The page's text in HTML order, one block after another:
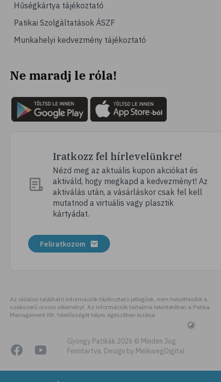
# kardiovaszkuláris betegségek
# szív- és érrendszer
# vérnyomás
# mozgás
# pszichológia
# hátfájás
# vérnyomáscsökkentés
# megfázás
# influenza
# fertőző betegségek
# köhögés
# immunerősítés
# kézmosás
# szépségápolás
# bőrápolás
Hűségkártya tájékoztató
Patikai Szolgáltatások ÁSZF
Munkahelyi kedvezmény tájékoztató
Ne maradj le róla!
Iratkozz fel hírlevelünkre!
Nézd meg az aktuális kupon akciókat és
aktiváld, hogy megkapd a kedvezményt! Az
aktiválás után, a vásárláskor csak fel kell
mutatnod a virtuális vagy plasztik
kártyádat.
Feliratkozom
Az oldalon található információk tájékoztató jellegűek, nem helyettesítik a
szakszerű orvosi véleményt. Az információk tartalma tekintetében a Patika
Management Kft. felelősségét teljes egészében kizárja
Gyöngy Patikák 2026 © Minden Jog
Fenntartva. Design by MelkwegDigital